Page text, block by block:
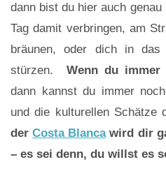
dann bist du hier auch
Tag damit verbringen, am
bräunen, oder dich in das
stürzen.
Wenn du
dann kannst du immer
und die kulturellen Schätze
derCosta Blancawird dir
– es sei denn, du willst es